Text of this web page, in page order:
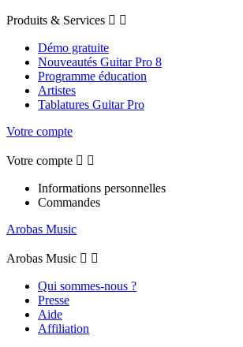
Produits & Services  
Démo gratuite
Nouveautés Guitar Pro 8
Programme éducation
Artistes
Tablatures Guitar Pro
Votre compte
Votre compte  
Informations personnelles
Commandes
Arobas Music
Arobas Music  
Qui sommes-nous ?
Presse
Aide
Affiliation